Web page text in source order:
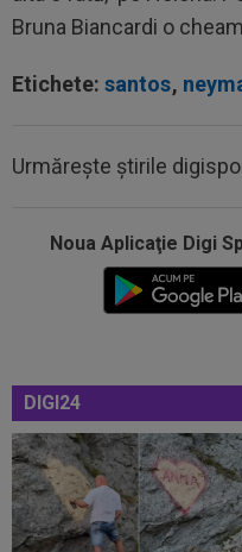
Bruna Biancardi o
Etichete: santos,
Urmărește știrile
Noua Aplicaţie Digi
DIGI24
18:32 EXCLUSIV
Ce se
Coelho, după KuPS -
18:31 EXCLUSIV
Gigi
echipe din SuperLigă